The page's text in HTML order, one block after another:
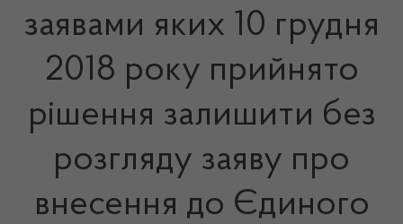
заявами яких 10 грудня
2018 року прийнято
рішення залишити без
розгляду заяву про
внесення до Єдиного